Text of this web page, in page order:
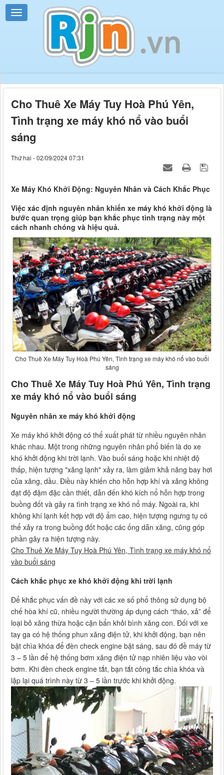
Cho Thuê Xe Máy Tuy Hoà Phú Yên,
Tình trạng xe máy khó nổ vào buổi
sáng
Thứ hai - 02/09/2024 07:31
Xe Máy Khó Khởi Động: Nguyên Nhân và Cách Khắc Phục
Việc xác định nguyên nhân khiến xe máy khó khởi động là
bước quan trọng giúp bạn khắc phục tình trạng này một
cách nhanh chóng và hiệu quả.
Cho Thuê Xe Máy Tuy Hoà Phú Yên, Tình trạng xe máy khó nổ vào buổi
sáng
Cho Thuê Xe Máy Tuy Hoà Phú Yên, Tình trạng
xe máy khó nổ vào buổi sáng
Nguyên nhân xe máy khó khởi động
Xe máy khó khởi động có thể xuất phát từ nhiều nguyên nhân
khác nhau. Một trong những nguyên nhân phổ biến là do xe
khó khởi động khi trời lạnh. Vào buổi sáng hoặc khi nhiệt độ
thấp, hiện tượng "xăng lạnh" xảy ra, làm giảm khả năng bay hơi
của xăng, dầu. Điều này khiến cho hỗn hợp khí và xăng không
đạt độ đậm đặc cần thiết, dẫn đến khó kích nổ hỗn hợp trong
buồng đốt và gây ra tình trạng xe khó nổ máy. Ngoài ra, khi
không khí lạnh kết hợp với độ ẩm cao, hiện tượng ngưng tụ có
thể xảy ra trong buồng đốt hoặc các ống dẫn xăng, cũng góp
phần gây ra hiện tượng này.
Cho Thuê Xe Máy Tuy Hoà Phú Yên, Tình trạng xe máy khó nổ
vào buổi sáng
Cách khắc phục xe khó khởi động khi trời lạnh
Để khắc phục vấn đề này với các xe số phổ thông sử dụng bộ
chế hòa khí cũ, nhiều người thường áp dụng cách “tháo, xả” để
loại bỏ xăng thừa hoặc cặn bẩn khỏi bình xăng con. Đối với xe
tay ga có hệ thống phun xăng điện tử, khi khởi động, bạn nên
bật chìa khóa để đèn check engine bật sáng, sau đó đề máy từ
3 – 5 lần để hệ thống bơm xăng điện tử nạp nhiên liệu vào vòi
bơm. Khi đèn check engine tắt, bạn tắt công tắc chìa khóa và
lặp lại quá trình này từ 3 – 5 lần trước khi khởi động.